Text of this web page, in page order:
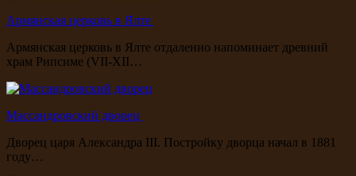
Армянская церковь в Ялте
Армянская церковь в Ялте отдаленно напоминает древний
храм Рипсиме (VII-XII…
Массандровский дворец
Дворец царя Александра III. Постройку дворца начал в 1881
году…